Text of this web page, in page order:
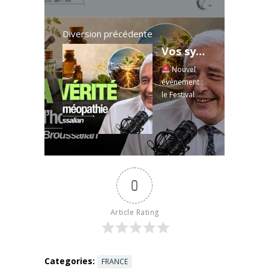
Médecin
Infectiologue
Réanimateur
- APHM
Diversion précédente
Vos symptômes reviennent toujours ? Ce médecin explique enfin pourquoi — Dr Broussalian
Nouvel
événement :
le Festival
Nexus arrive
pour la
première
fois en 2026 !
Dates : 27–
more
0
Article Rating
Categories: FRANCE